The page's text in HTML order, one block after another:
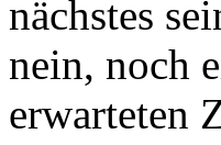
nächstes
nein, noch
erwarteten